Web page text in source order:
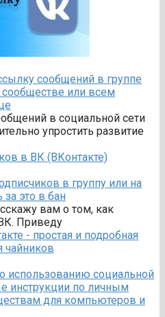
сообщений в группе
сообществе или всем
в социальной сети
упростить развитие
в группу или на
за это в бан
вам о том, как
Приведу
использованию социальной
инструкции по личным
для компьютеров и